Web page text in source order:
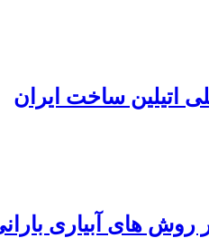
اتیلین ساخت ایران
روش های آبیاری